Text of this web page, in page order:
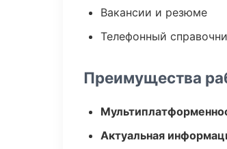
Вакансии и резюме
Телефонный
Преимущества
Актуальная